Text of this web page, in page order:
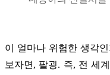
이 얼마나 위험한 생각
보자면, 팔굉. 즉, 전 세